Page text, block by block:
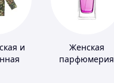
и
Женская
парфюмерия